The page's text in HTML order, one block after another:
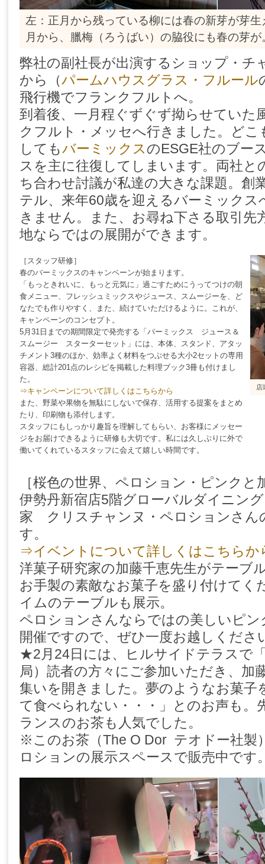
左：正月から残っている柳には春の新芽が芽
月から、臘梅（ろうばい）の脇役にも春の芽が
弊社の副社長が出演するショップ・チ
から（パームハウスグラス・フルール
飛行機でフランクフルトへ。
到着後、一月程ぐずぐず拗らせていた
クフルト・メッセへ行きました。ど
してもバーミックス のESGE社のブー
スを主に往復してしまいます。両社と
ち合わせ討議が私達の大きな課題。創
テル、来年60歳を迎えるバーミックス
きません。また、お尋ね下さる取引先
地ならではの展開ができます。
［スタッフ研修］
春のバーミックスのキャンペーンが始まります。
「もっときれいに、もっと元気に」過ごすためにうってつけの朝
食メニュー、フレッシュミックスやジュース、スムージーを、ど
なたでも作りやすく、また、続けていただけるように。これが、
キャンペーンのコンセプト。
5月31日までの期間限定で発売する「バーミックス ジュース＆
スムージー スターターセット」には、本体、スタンド、アタッ
チメント3種のほか、効率よく材料をつぶせる大小2セットの専用
容器、総計201点のレシピを掲載した料理ブック3冊も付けまし
た。
⇒キャンペーンについて詳しくはこちらから
また、野菜や果物を無駄にしないで保存、活用する提案をまとめ
たり、印刷物も添付します。
スタッフにもしっかり趣旨を理解してもらい、お客様にメッセー
ジをお届けできるように研修も大切です。私には久しぶりに外で
働いてくれているスタッフに会えて嬉しい時間です。
店
［桜色の世界、ペロション・ピンクと
伊勢丹新宿店5階グローバルダイニン
家 クリスチャンヌ・ペロションさん
す。
⇒イベントについて詳しくはこちらか
洋菓子研究家の加藤千恵先生がテーブ
お手製の素敵なお菓子を盛り付けてく
イムのテーブルも展示。
ペロションさんならではの美しいピン
開催ですので、ぜひ一度お越しくださ
★2月24日には、ヒルサイドテラスで
局）読者の方々にご参加いただき、加
集いを開きました。夢のようなお菓子
て食べられない・・・」とのお声も。
ランスのお茶も人気でした。
※このお茶（The O Dor テオドー社製
ロションの展示スペースで販売中です